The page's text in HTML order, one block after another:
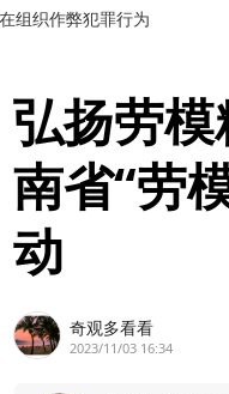
弘扬劳
南省“劳
动
奇观多看看
2023/11/03 16:34